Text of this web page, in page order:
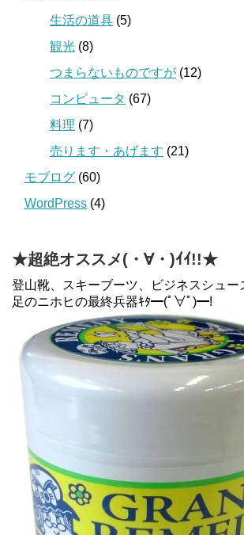
生活の道具 (5)
観光 (8)
つまらないものですが (12)
コンピュータ (67)
料理 (7)
売ります・あげます (21)
モブログ (60)
WordPress (4)
★超絶オススメ(・∀・)ｲｲ!!★
登山靴、スキーブーツ、ビジネスシュー
足のニホヒの最終兵器ｷﾀ━(ﾟ∀ﾟ)━!